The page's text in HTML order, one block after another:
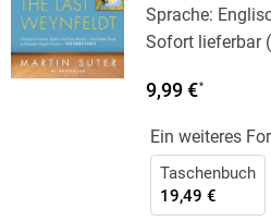
Sprache:
Sofort lieferbar
9,99 €*
Ein weiteres
Taschenbuch
19,49 €